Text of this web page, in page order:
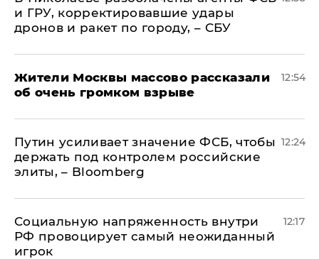
и ГРУ, корректировавшие удары
дронов и ракет по городу, – СБУ
Жители Москвы массово рассказали
об очень громком взрыве
12:54
Путин усиливает значение ФСБ, чтобы
держать под контролем российские
элиты, – Bloomberg
12:24
Социальную напряженность внутри
РФ провоцирует самый неожиданный
игрок
12:17